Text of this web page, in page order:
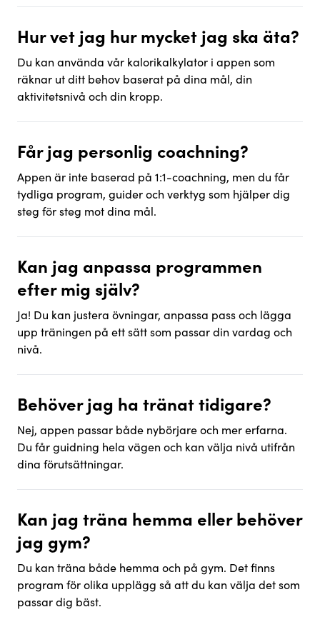
Hur vet jag hur mycket jag ska äta?
Du kan använda vår kalorikalkylator i appen som
räknar ut ditt behov baserat på dina mål, din
aktivitetsnivå och din kropp.
Får jag personlig coachning?
Appen är inte baserad på 1:1-coachning, men du får
tydliga program, guider och verktyg som hjälper dig
steg för steg mot dina mål.
Kan jag anpassa programmen
efter mig själv?
Ja! Du kan justera övningar, anpassa pass och lägga
upp träningen på ett sätt som passar din vardag och
nivå.
Behöver jag ha tränat tidigare?
Nej, appen passar både nybörjare och mer erfarna.
Du får guidning hela vägen och kan välja nivå utifrån
dina förutsättningar.
Kan jag träna hemma eller behöver
jag gym?
Du kan träna både hemma och på gym. Det finns
program för olika upplägg så att du kan välja det som
passar dig bäst.